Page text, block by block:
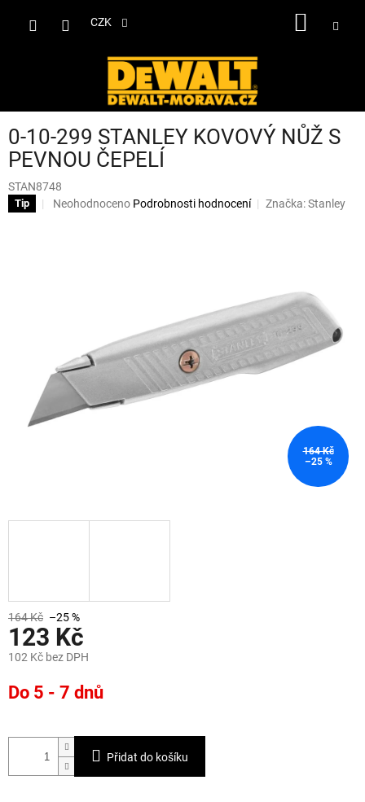
CZK
0-10-299 STANLEY KOVOVÝ NŮŽ S
PEVNOU ČEPELÍ
STAN8748
Tip
Průměrné
Neohodnoceno Podrobnosti hodnocení Značka:Stanley
164 Kč
–25 %
164 Kč –25 %
123 Kč
102 Kč bez DPH
cena:
Do 5 - 7 dnů
Přidat do košíku